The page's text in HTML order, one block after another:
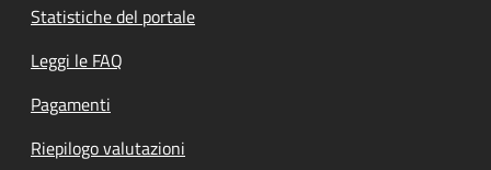
Statistiche del portale
Leggi le FAQ
Pagamenti
Riepilogo valutazioni